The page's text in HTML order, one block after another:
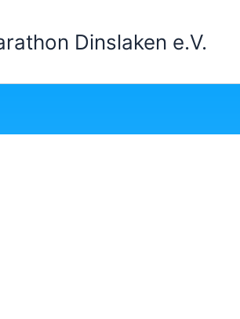
Dinslaken e.V.